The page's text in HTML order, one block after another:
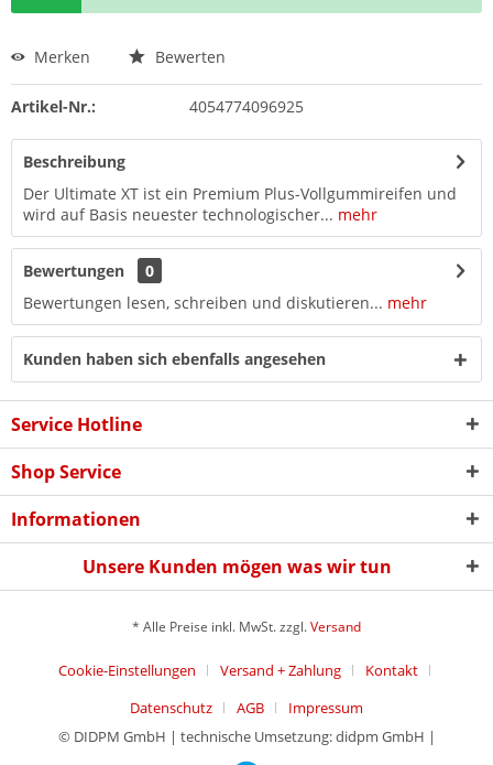
Merken Bewerten
Artikel-Nr.: 4054774096925
Beschreibung
Der Ultimate XT ist ein Premium Plus-Vollgummireifen und
wird auf Basis neuester technologischer... mehr
Bewertungen
0
Bewertungen lesen, schreiben und diskutieren... mehr
Kunden haben sich ebenfalls angesehen
Service Hotline
Shop Service
Informationen
Unsere Kunden mögen was wir tun
* Alle Preise inkl. MwSt. zzgl.Versand
Cookie-Einstellungen Versand + Zahlung
Kontakt
Datenschutz
AGB
Impressum
© DIDPM GmbH | technische Umsetzung: didpm GmbH |